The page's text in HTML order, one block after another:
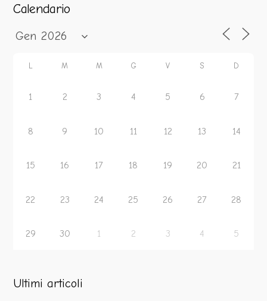
Calendario
L M M G V S D
1 2 3 4 5 6 7
8 9 10 11 12 13 14
15 16 17 18 19 20 21
22 23 24 25 26 27 28
29 30 1 2 3 4 5
Ultimi articoli